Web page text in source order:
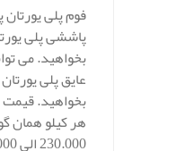
فوم پلی
پاششی پلی
بخواهید. می
عایق پلی یورتان
بخواهید. قیمت
هر کیلو همان